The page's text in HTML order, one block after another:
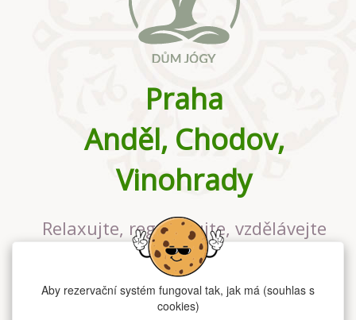
Praha
Anděl, Chodov,
Vinohrady
Relaxujte, regenerujte, vzdělávejte
se v největším jógovém studiu v
Praze
Aby rezervační systém fungoval tak, jak má (souhlas s
cookies)